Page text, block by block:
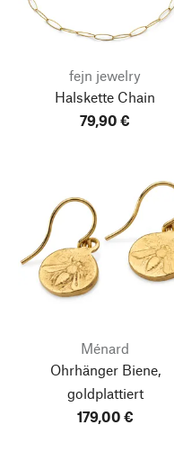
fejn jewelry
Halskette Chain
79,90 €
Ménard
Ohrhänger Biene,
goldplattiert
179,00 €